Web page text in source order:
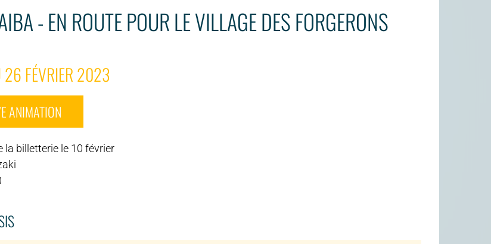
- EN ROUTE POUR LE VILLAGE DES FORGERONS
FÉVRIER 2023
ANIMATION
la billetterie le 10 février